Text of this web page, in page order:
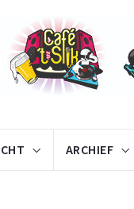
ARCHIEF